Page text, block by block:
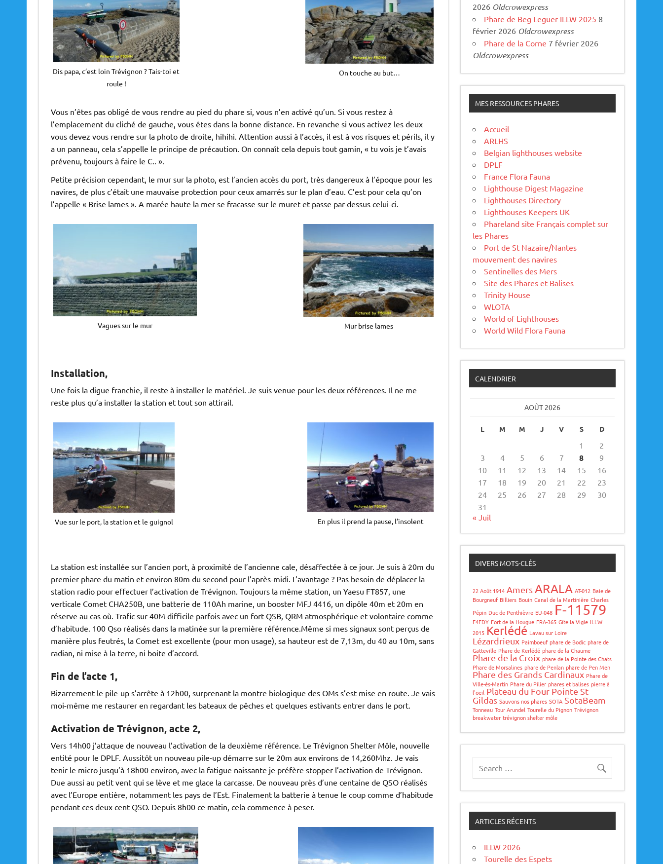
Dis papa, c’est loin Trévignon ? Tais-toi et
roule !
On touche au but…
Vous n’êtes pas obligé de vous rendre au pied du phare si, vous n’en activé qu’un. Si vous restez à
l’emplacement du cliché de gauche, vous êtes dans la bonne distance. En revanche si vous activez les deux
vous devez vous rendre sur la photo de droite, hihihi. Attention aussi à l’accès, il est à vos risques et périls, il y
a un panneau, cela s’appelle le principe de précaution. On connaît cela depuis tout gamin, « tu vois je t’avais
prévenu, toujours à faire le C.. ».
Petite précision cependant, le mur sur la photo, est l’ancien accès du port, très dangereux à l’époque pour les
navires, de plus c’était une mauvaise protection pour ceux amarrés sur le plan d’eau. C’est pour cela qu’on
l’appelle « Brise lames ». A marée haute la mer se fracasse sur le muret et passe par-dessus celui-ci.
Vagues sur le mur Mur brise lames
Installation,
Une fois la digue franchie, il reste à installer le matériel. Je suis venue pour les deux références. Il ne me
reste plus qu’a installer la station et tout son attirail.
Vue sur le port, la station et le guignol En plus il prend la pause, l’insolent
La station est installée sur l’ancien port, à proximité de l’ancienne cale, désaffectée à ce jour. Je suis à 20m du
premier phare du matin et environ 80m du second pour l’après-midi. L’avantage ? Pas besoin de déplacer la
station radio pour effectuer l’activation de Trévignon. Toujours la même station, un Yaesu FT857, une
verticale Comet CHA250B, une batterie de 110Ah marine, un booster MFJ 4416, un dipôle 40m et 20m en
réserve au cas où. Trafic sur 40M difficile parfois avec un fort QSB, QRM atmosphérique et volontaire comme
d’habitude. 100 Qso réalisés dans la matinée sur la première référence.Même si mes signaux sont perçus de
manière plus feutrés, la Comet est excellente (pour mon usage), sa hauteur est de 7,13m, du 40 au 10m, sans
radian, ni mise à la terre, ni boite d’accord.
Fin de l’acte 1,
Bizarrement le pile-up s’arrête à 12h00, surprenant la montre biologique des OMs s’est mise en route. Je vais
moi-même me restaurer en regardant les bateaux de pêches et quelques estivants entrer dans le port.
Activation de Trévignon, acte 2,
Vers 14h00 j’attaque de nouveau l’activation de la deuxième référence. Le Trévignon Shelter Môle, nouvelle
entité pour le DPLF. Aussitôt un nouveau pile-up démarre sur le 20m aux environs de 14,260Mhz. Je vais
tenir le micro jusqu’à 18h00 environ, avec la fatigue naissante je préfère stopper l’activation de Trévignon.
Due aussi au petit vent qui se lève et me glace la carcasse. De nouveau près d’une centaine de QSO réalisés
avec l’Europe entière, notamment les pays de l’Est. Finalement la batterie à tenue le coup comme d’habitude
pendant ces deux cent QSO. Depuis 8h00 ce matin, cela commence à peser.
2026 Oldcrowexpress
Phare de Beg Leguer ILLW 2025 8
février 2026 Oldcrowexpress
Phare de la Corne 7 février 2026
Oldcrowexpress
MES RESSOURCES PHARES
Accueil
ARLHS
Belgian lighthouses website
DPLF
France Flora Fauna
Lighthouse Digest Magazine
Lighthouses Directory
Lighthouses Keepers UK
Phareland site Français complet sur
les Phares
Port de St Nazaire/Nantes
mouvement des navires
Sentinelles des Mers
Site des Phares et Balises
Trinity House
WLOTA
World of Lighthouses
World Wild Flora Fauna
CALENDRIER
AOÛT 2026
L M M J V S D
1
2
3
4 5 6 7 8
9
10
11 12 13 14 15
16
17
18 19 20 21 22
23
24
25 26 27 28 29
30
31
« Juil
DIVERS MOTS-CLÉS
22 Août 1914 Amers ARALA AT-012 Baie de
Bourgneuf Billiers Bouin Canal de la Martinière Charles
Pépin Duc de Penthièvre EU-048 F-11579
F4FDY Fort de la Hougue FRA-365 Gîte la Vigie ILLW
2015 Kerlédé Lavau sur Loire
Lézardrieux Paimboeuf phare de Bodic phare de
Gatteville Phare de Kerlédé phare de la Chaume
Phare de la Croix phare de la Pointe des Chats
Phare de Morsalines phare de Penlan phare de Pen Men
Phare des Grands Cardinaux Phare de
Ville-ès-Martin Phare du Pilier phares et balises pierre à
l'oeil Plateau du Four Pointe St
Gildas Sauvons nos phares SOTA SotaBeam
Tonneau Tour Arundel Tourelle du Pignon Trévignon
breakwater trévignon shelter môle
ARTICLES RÉCENTS
ILLW 2026
Tourelle des Espets